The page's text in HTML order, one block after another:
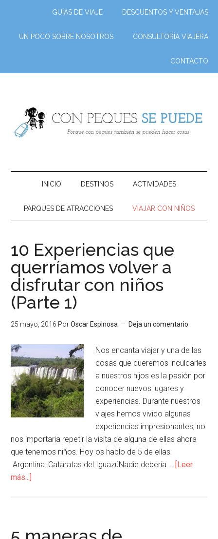
GUÍAS DE VIAJE DESCUENTOS Y VENTAJAS
UN POCO SOBRE NOSOTROS CONSULTORÍA VIAJERA
CONTACTO
INICIO DESTINOS ACTIVIDADES
PARQUES DE ATRACCIONES VIAJAR CON NIÑOS
10 Experiencias que
querríamos volver a
disfrutar con niños
(Parte 1)
25 mayo, 2016 PorOscar Espinosa Deja un comentario
Nos encanta viajar y una de las
cosas que queremos inculcarles
a nuestros hijos es la pasión por
conocer nuevos lugares y
experiencias. Durante nuestros
viajes hemos vivido algunas
experiencias impresionantes; no
nos importaria repetir la visita de alguna de ellas ahora
que tenemos niños. Hoy os hablo de 5 de ellas:
Argentina: Cataratas del IguazúNadie debería … [Leer
más...]